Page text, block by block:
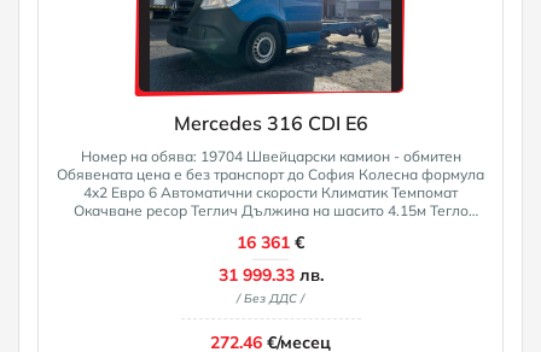
Mercedes 316 CDI E6
Номер на обява: 19704 Швейцарски камион - обмитен
Обявената цена е без транспорт до София Колесна формула
4x2 Евро 6 Автоматични скорости Климатик Темпомат
Окачване ресор Теглич Дължина на шасито 4.15м Тегло
водещ вносител на употребявани камиони и ремаркета в
България. С над 100 товарни автомобила и три бази в
Германия и Швейцария, ние Ви предоставяме възможност
да изберете най-подходящият камион за вас! Всички
машини са с гарантиран произход и пробег! При желание
предоставяме номер на рама за проверка! Камионът може
16 361 €
31 999.33лв.
/ Без ДДС /
272.46 €/месец